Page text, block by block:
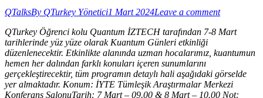
QTalksBy QTurkey Yönetici1 Mart 2024Leave a comment
QTurkey Öğrenci kolu Quantum İZTECH tarafından 7-8 Mart
tarihlerinde yüz yüze olarak Kuantum Günleri etkinliği
düzenlenecektir. Etkinlikte alanında uzman hocalarımız, kuantumun
hemen her dalından farklı konuları içeren sunumlarını
gerçekleştirecektir, tüm programın detaylı hali aşağıdaki görselde
yer almaktadır. Konum: İYTE Tümleşik Araştırmalar Merkezi
Konferans SalonuTarih: 7 Mart – 09.00 & 8 Mart – 10.00 Not: